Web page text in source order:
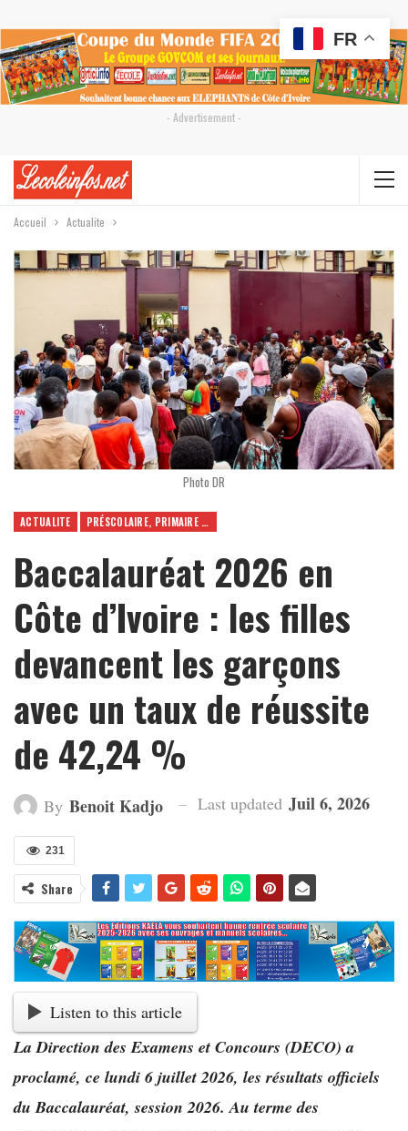
- Advertisement -
Accueil Actualite
Photo DR
ACTUALITE PRÉSCOLAIRE, PRIMAIRE ET SECONDAIRE
Baccalauréat 2026 en
Côte d’Ivoire : les filles
devancent les garçons
avec un taux de réussite
de 42,24 %
By Benoit Kadjo Last updated Juil 6, 2026
231
Share
Listen to this article
La Direction des Examens et Concours (DECO) a
proclamé, ce lundi 6 juillet 2026, les résultats officiels
du Baccalauréat, session 2026. Au terme des
FR